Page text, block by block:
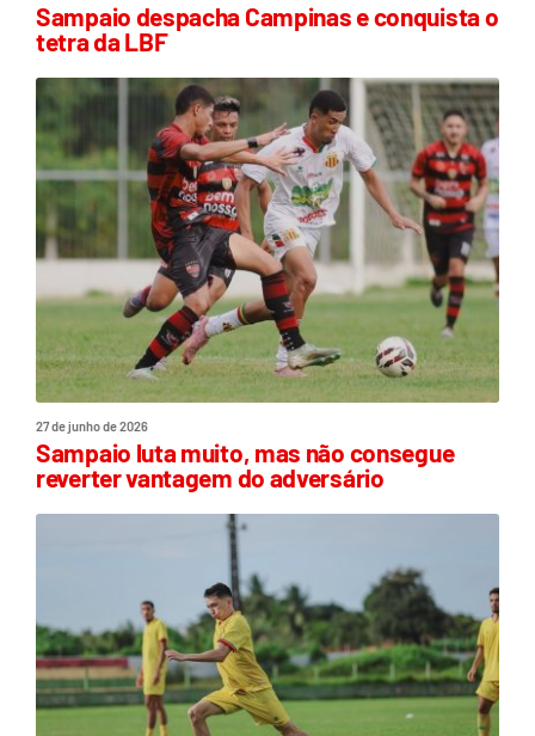
Sampaio despacha Campinas e conquista o
tetra da LBF
27 de junho de 2026
Sampaio luta muito, mas não consegue
reverter vantagem do adversário